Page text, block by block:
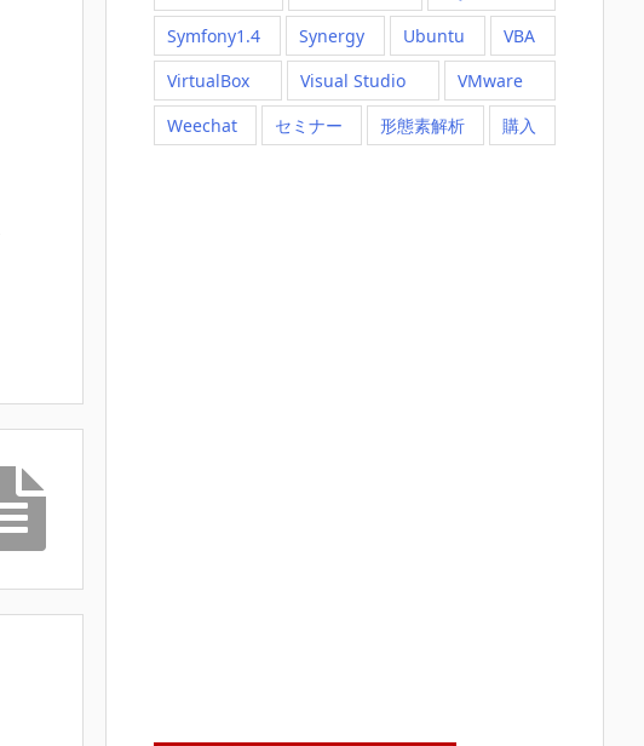
Symfony1.4
Synergy Ubuntu
VBA
VirtualBox
Visual Studio
VMware
Weechat
セミナー 形態素解析 購入